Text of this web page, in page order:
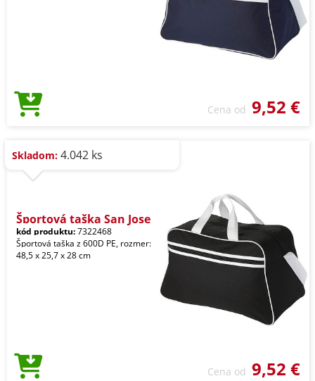
Cena od 9,52 €
Skladom: 4.042 ks
Športová taška San Jose
kód produktu:7322468
Športová taška z 600D PE, rozmer:
48,5 x 25,7 x 28 cm
Cena od 9,52 €